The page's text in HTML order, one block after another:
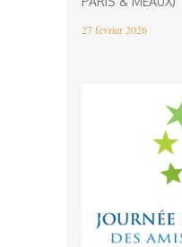
27 février 2026